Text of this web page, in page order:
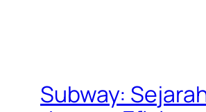
Subway: